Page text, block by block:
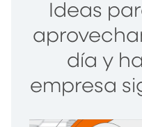
Ideas
día y
empresa